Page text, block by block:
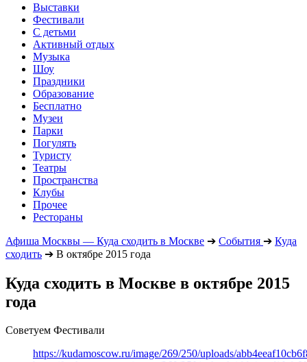
Выставки
Фестивали
С детьми
Активный отдых
Музыка
Шоу
Праздники
Образование
Бесплатно
Музеи
Парки
Погулять
Туристу
Театры
Пространства
Клубы
Прочее
Рестораны
Афиша Москвы — Куда сходить в Москве ➔ События ➔ Куда
сходить ➔ В октябре 2015 года
Куда сходить в Москве в октябре 2015
года
Советуем Фестивали
https://kudamoscow.ru/image/269/250/uploads/